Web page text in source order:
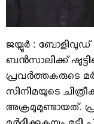
ജയ്പൂര്‍ :
ബൻസാലിക്ക്
പ്രവർത്തകരുടെ
സിനിമയുടെ
അക്രമുമുണ്ടായത്.